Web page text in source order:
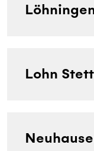
Lohn